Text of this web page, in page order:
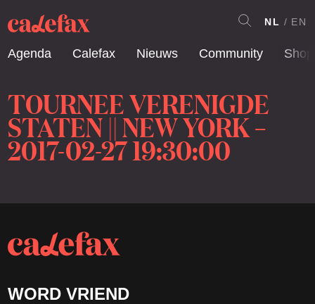
Agenda Calefax Nieuws Community Shop
NL EN
TOURNEE VERENIGDE
STATEN || NEW YORK –
2017-02-27 19:30:00
WORD VRIEND